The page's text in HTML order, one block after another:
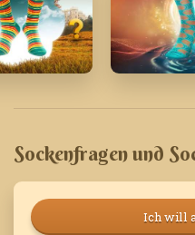
Sockenfragen und
Ich will